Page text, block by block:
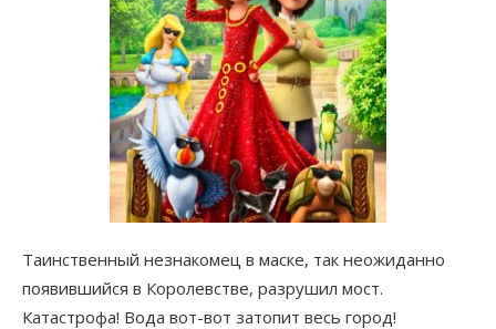
Таинственный незнакомец в маске, так неожиданно
появившийся в Королевстве, разрушил мост.
Катастрофа! Вода вот-вот затопит весь город!